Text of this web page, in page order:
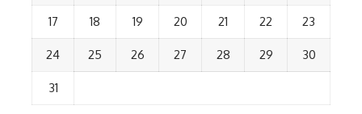
17 18 19 20 21 22 23
24 25 26 27 28 29 30
31